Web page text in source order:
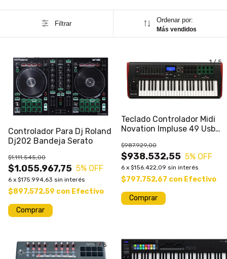
Filtrar Ordenar por:
Más vendidos
1/5
Controlador Para Dj Roland
Dj202 Bandeja Serato
$1.055.967,75
$1.111.545,00
5% OFF
6 x $175.994,63 sin interés
$897.572,59 con Efectivo
Comprar
1/5
Teclado Controlador Midi
Novation Impluse 49 Usb
$938.532,55
$987.929,00
5% OFF
6 x $156.422,09 sin interés
$797.752,67 con Efectivo
1/5